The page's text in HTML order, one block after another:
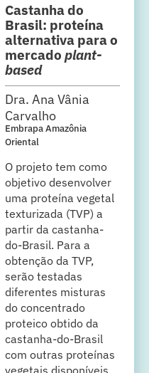
Castanha do
Brasil: proteína
alternativa para o
mercado plant-
based
Dra. Ana Vânia
Carvalho
Embrapa Amazônia
Oriental
O projeto tem como
objetivo desenvolver
uma proteína vegetal
texturizada (TVP) a
partir da castanha-
do-Brasil. Para a
obtenção da TVP,
serão testadas
diferentes misturas
do concentrado
proteico obtido da
castanha-do-Brasil
com outras proteínas
vegetais disponíveis